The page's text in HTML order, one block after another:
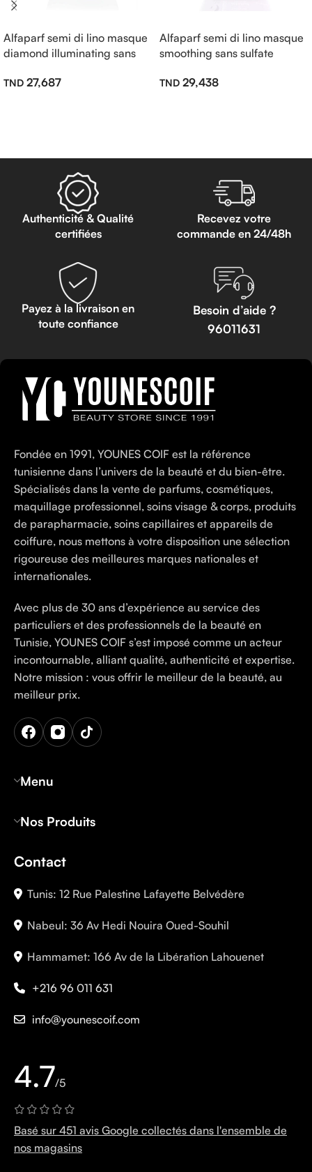
Alfaparf semi di lino masque
diamond illuminating sans
27,687
Alfaparf semi di lino masque
smoothing sans sulfate
29,438
Authenticité & Qualité
certifiées
Recevez votre
commande en 24/48h
Payez à la livraison en
toute confiance
Besoin d’aide ?
96011631
Fondée en 1991, YOUNES COIF est la référence
tunisienne dans l’univers de la beauté et du bien-être.
Spécialisés dans la vente de parfums, cosmétiques,
maquillage professionnel, soins visage & corps, produits
de parapharmacie, soins capillaires et appareils de
coiffure, nous mettons à votre disposition une sélection
rigoureuse des meilleures marques nationales et
internationales.
Avec plus de 30 ans d’expérience au service des
particuliers et des professionnels de la beauté en
Tunisie, YOUNES COIF s’est imposé comme un acteur
incontournable, alliant qualité, authenticité et expertise.
Notre mission : vous offrir le meilleur de la beauté, au
meilleur prix.
Menu
Nos Produits
Contact
Tunis: 12 Rue Palestine Lafayette Belvédère
Nabeul: 36 Av Hedi Nouira Oued-Souhil
Hammamet: 166 Av de la Libération Lahouenet
+216 96 011 631
info@younescoif.com
4.7/5
Basé sur 451 avis Google collectés dans l'ensemble de
nos magasins